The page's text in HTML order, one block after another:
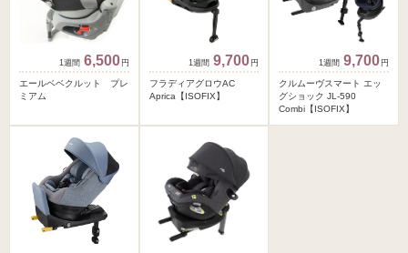
6,500 円
エールベベクルット プレ
ミアム
9,700 円
フラディアグロウAC
Aprica【ISOFIX】
9,700 円
クルムーヴスマート エッ
グショック JL-590
Combi【ISOFIX】